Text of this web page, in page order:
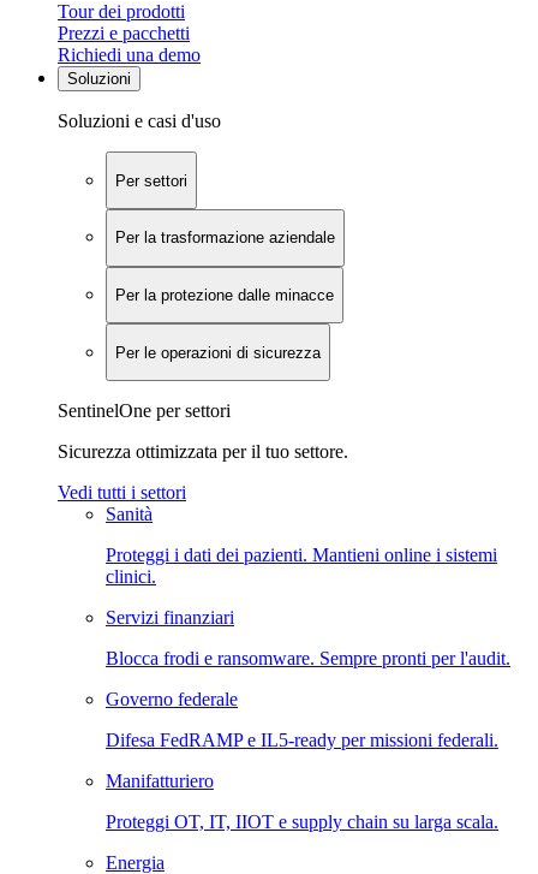
Tour dei prodotti
Prezzi e pacchetti
Richiedi una demo
Soluzioni
Soluzioni e casi d'uso
Per settori
Per la trasformazione aziendale
Per la protezione dalle minacce
Per le operazioni di sicurezza
SentinelOne per settori
Sicurezza ottimizzata per il tuo settore.
Vedi tutti i settori
Sanità
Proteggi i dati dei pazienti. Mantieni online i sistemi
clinici.
Servizi finanziari
Blocca frodi e ransomware. Sempre pronti per l'audit.
Governo federale
Difesa FedRAMP e IL5-ready per missioni federali.
Manifatturiero
Proteggi OT, IT, IIOT e supply chain su larga scala.
Energia